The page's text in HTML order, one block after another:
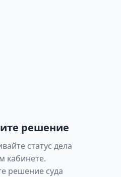
решение
статус дела
кабинете.
решение суда